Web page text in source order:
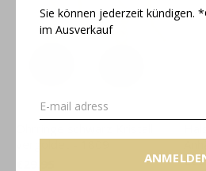
Sie können jederzeit kündigen.
im Ausverkauf